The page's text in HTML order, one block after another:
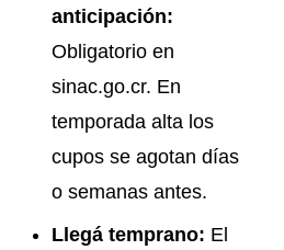
anticipación:
Obligatorio en
sinac.go.cr. En
temporada alta los
cupos se agotan días
o semanas antes.
Llegá temprano: El